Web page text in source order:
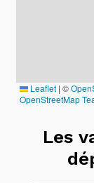
Leaflet | ©
OpenStreetMap
Les